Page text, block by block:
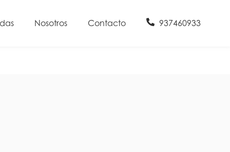
Nosotros Contacto 937460933